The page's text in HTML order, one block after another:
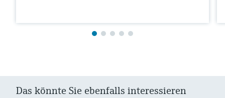
Das könnte Sie ebenfalls interessieren